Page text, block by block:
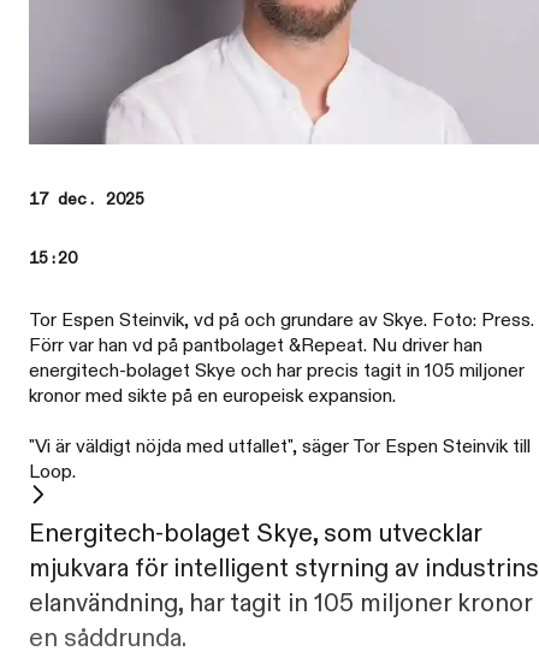
17 dec. 2025
15:20
Tor Espen Steinvik, vd på och grundare av Skye. Foto: Press.
Förr var han vd på pantbolaget &Repeat. Nu driver han
energitech-bolaget Skye och har precis tagit in 105 miljoner
kronor med sikte på en europeisk expansion.
"Vi är väldigt nöjda med utfallet", säger Tor Espen Steinvik till
Loop.
Energitech-bolaget Skye, som utvecklar
mjukvara för intelligent styrning av industrins
elanvändning, har tagit in 105 miljoner kronor
en såddrunda.